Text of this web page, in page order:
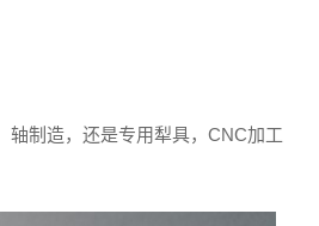
轴制造，还是专用犁具，CNC加工